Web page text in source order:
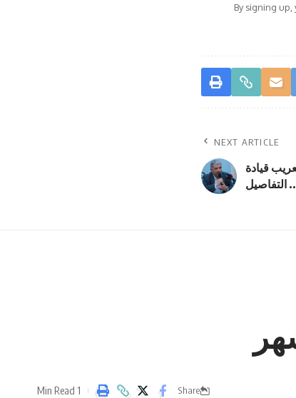
By signing
NEXT ARTICLE
قيادة
التفاصيل
Share
1 Min Read